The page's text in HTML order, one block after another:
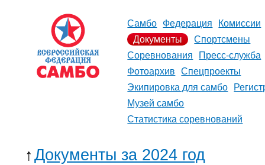
Самбо Федерация
Комиссии
Документы
Спортсмены
Соревнования
Пресс-служба
Фотоархив
Спецпроекты
Экипировка для самбо
Музей самбо
Статистика соревнований
↑ Документы за 2024 год